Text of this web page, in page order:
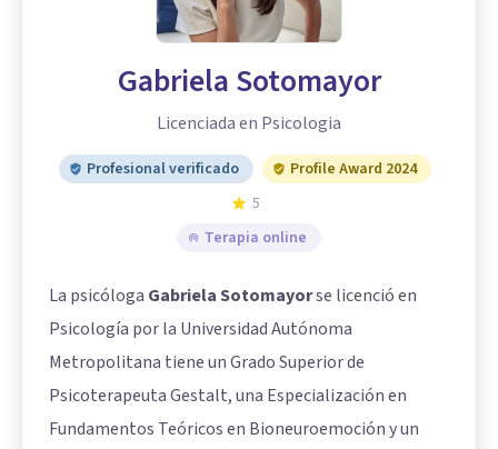
Gabriela Sotomayor
Licenciada en Psicologia
Profesional verificado
Profile Award 2024
5
Terapia online
La psicóloga Gabriela Sotomayorse licenció en
Psicología por la Universidad Autónoma
Metropolitana tiene un Grado Superior de
Psicoterapeuta Gestalt, una Especialización en
Fundamentos Teóricos en Bioneuroemoción y un